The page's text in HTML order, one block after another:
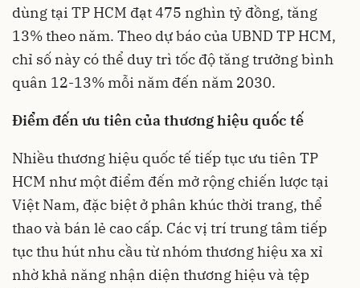
dùng tại TP HCM đạt 475 nghìn tỷ đồng, tăng
13% theo năm. Theo dự báo của UBND TP HCM,
chỉ số này có thể duy trì tốc độ tăng trưởng bình
quân 12-13% mỗi năm đến năm 2030.
Điểm đến ưu tiên của thương hiệu quốc tế
Nhiều thương hiệu quốc tế tiếp tục ưu tiên TP
HCM như một điểm đến mở rộng chiến lược tại
Việt Nam, đặc biệt ở phân khúc thời trang, thể
thao và bán lẻ cao cấp. Các vị trí trung tâm tiếp
tục thu hút nhu cầu từ nhóm thương hiệu xa xỉ
nhờ khả năng nhận diện thương hiệu và tệp